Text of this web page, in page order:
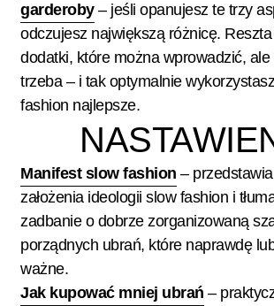
garderoby– jeśli opanujesz te trzy
odczujesz największą różnicę.
dodatki, które można wprowadzić,
trzeba – i tak optymalnie
fashion najlepsze.
Manifest slow fashion – przedstawia
założenia ideologii slow fashion i
zadbanie o dobrze zorganizowaną
porządnych ubrań, które naprawdę
ważne.
Jak kupować mniej ubrań –